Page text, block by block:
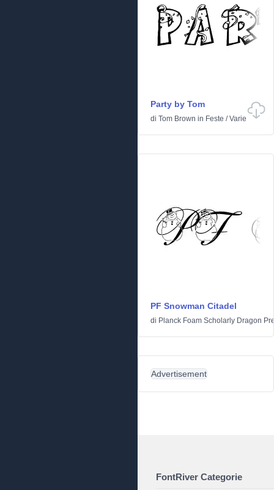
Party by Tom
di Tom Brown in Feste /Varie
PF Snowman Citadel
di Planck Foam Scholarly Dragon
Advertisement
FontRiver Categorie